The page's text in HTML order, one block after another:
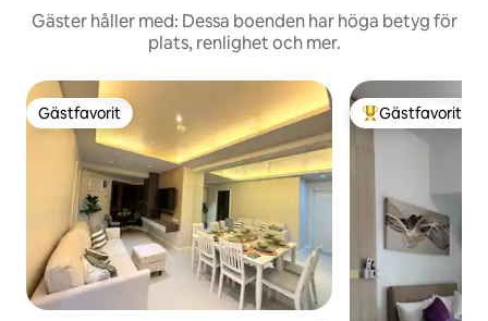
Gäster håller med: Dessa boenden har höga betyg för
plats, renlighet och mer.
Gästfavorit
Gästfavorit Populär
Gästfavorit